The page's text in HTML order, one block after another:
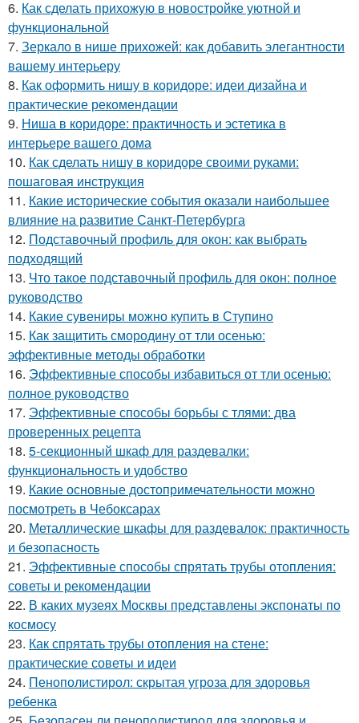
6. Как сделать прихожую в новостройке уютной и
функциональной
7. Зеркало в нише прихожей: как добавить элегантности
вашему интерьеру
8. Как оформить нишу в коридоре: идеи дизайна и
практические рекомендации
9. Ниша в коридоре: практичность и эстетика в
интерьере вашего дома
10. Как сделать нишу в коридоре своими руками:
пошаговая инструкция
11. Какие исторические события оказали наибольшее
влияние на развитие Санкт-Петербурга
12. Подставочный профиль для окон: как выбрать
подходящий
13. Что такое подставочный профиль для окон: полное
руководство
14. Какие сувениры можно купить в Ступино
15. Как защитить смородину от тли осенью:
эффективные методы обработки
16. Эффективные способы избавиться от тли осенью:
полное руководство
17. Эффективные способы борьбы с тлями: два
проверенных рецепта
18. 5-секционный шкаф для раздевалки:
функциональность и удобство
19. Какие основные достопримечательности можно
посмотреть в Чебоксарах
20. Металлические шкафы для раздевалок: практичность
и безопасность
21. Эффективные способы спрятать трубы отопления:
советы и рекомендации
22. В каких музеях Москвы представлены экспонаты по
космосу
23. Как спрятать трубы отопления на стене:
практические советы и идеи
24. Пенополистирол: скрытая угроза для здоровья
ребенка